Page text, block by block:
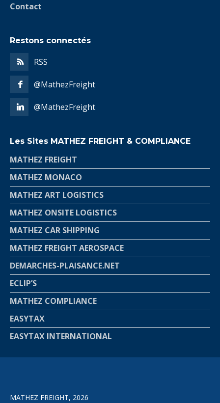
Contact
Restons connectés
RSS
@MathezFreight
@MathezFreight
Les Sites MATHEZ FREIGHT & COMPLIANCE
MATHEZ FREIGHT
MATHEZ MONACO
MATHEZ ART LOGISTICS
MATHEZ ONSITE LOGISTICS
MATHEZ CAR SHIPPING
MATHEZ FREIGHT AEROSPACE
DEMARCHES-PLAISANCE.NET
ECLIP’S
MATHEZ COMPLIANCE
EASYTAX
EASYTAX INTERNATIONAL
MATHEZ FREIGHT, 2026